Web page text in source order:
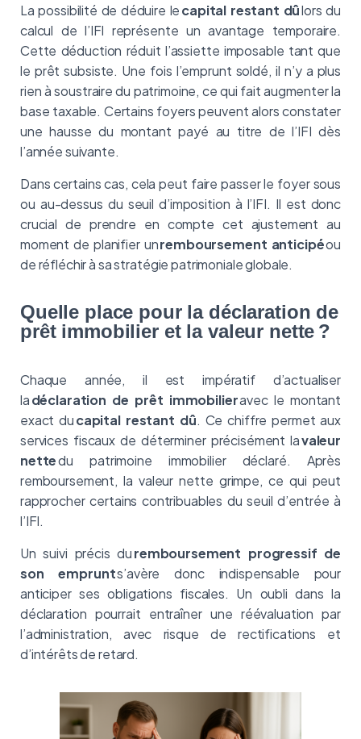
La possibilité de déduire lecapital restant dûlors du
calcul de l’IFI représente un avantage temporaire.
Cette déduction réduit l’assiette imposable tant que
le prêt subsiste. Une fois l’emprunt soldé, il n’y a plus
rien à soustraire du patrimoine, ce qui fait augmenter la
base taxable. Certains foyers peuvent alors constater
une hausse du montant payé au titre de l’IFI dès
l’année suivante.
Dans certains cas, cela peut faire passer le foyer sous
ou au-dessus du seuil d’imposition à l’IFI. Il est donc
crucial de prendre en compte cet ajustement au
moment de planifier unremboursement anticipéou
de réfléchir à sa stratégie patrimoniale globale.
Quelle place pour la déclaration de
prêt immobilier et la valeur nette ?
Chaque année, il est impératif d’actualiser
ladéclaration de prêt immobilieravec le montant
exact ducapital restant dû. Ce chiffre permet aux
services fiscaux de déterminer précisément lavaleur
nettedu patrimoine immobilier déclaré. Après
remboursement, la valeur nette grimpe, ce qui peut
rapprocher certains contribuables du seuil d’entrée à
l’IFI.
Un suivi précis duremboursement progressif de
son emprunts’avère donc indispensable pour
anticiper ses obligations fiscales. Un oubli dans la
déclaration pourrait entraîner une réévaluation par
l’administration, avec risque de rectifications et
d’intérêts de retard.